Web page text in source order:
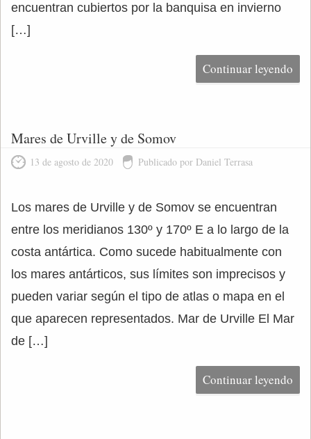
encuentran cubiertos por la banquisa en invierno
[…]
Continuar leyendo
Mares de Urville y de Somov
13 de agosto de 2020 Publicado por Daniel Terrasa
Los mares de Urville y de Somov se encuentran
entre los meridianos 130º y 170º E a lo largo de la
costa antártica. Como sucede habitualmente con
los mares antárticos, sus límites son imprecisos y
pueden variar según el tipo de atlas o mapa en el
que aparecen representados. Mar de Urville El Mar
de […]
Continuar leyendo